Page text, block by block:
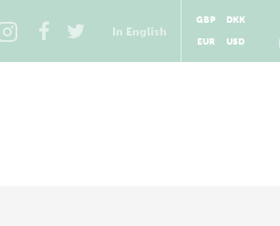
In English
GBP
DKK
EUR
USD